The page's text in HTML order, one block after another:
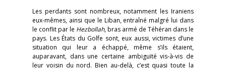
Les perdants sont nombreux, notamment les Iraniens
eux-mêmes, ainsi que le Liban, entraîné malgré lui dans
le conflit par le Hezbollah, bras armé de Téhéran dans le
pays. Les États du Golfe sont, eux aussi, victimes d’une
situation qui leur a échappé, même s’ils étaient,
auparavant, dans une certaine ambiguïté vis-à-vis de
leur voisin du nord. Bien au-delà, c’est quasi toute la